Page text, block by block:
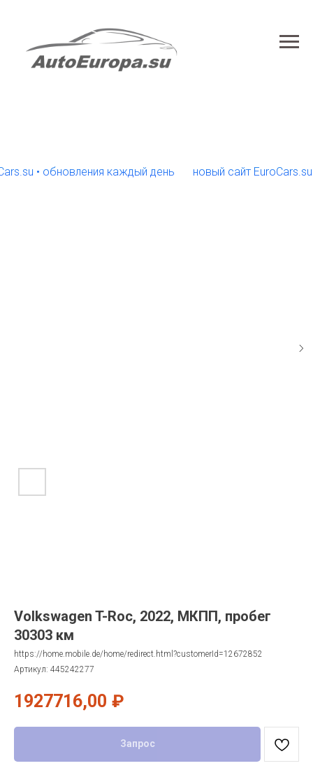
• обновления каждый день новый сайт EuroCars.su •
Volkswagen T-Roc, 2022, МКПП, пробег
30303 км
https://home.mobile.de/home/redirect.html?customerId=12672852
Артикул: 445242277
1927716,00 ₽
Запрос